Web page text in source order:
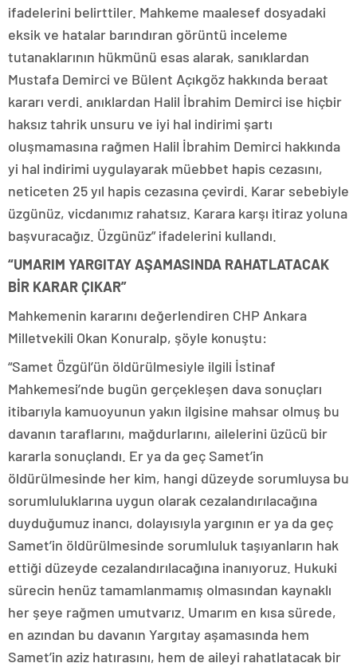
ifadelerini belirttiler. Mahkeme maalesef dosyadaki
eksik ve hatalar barındıran görüntü inceleme
tutanaklarının hükmünü esas alarak, sanıklardan
Mustafa Demirci ve Bülent Açıkgöz hakkında beraat
kararı verdi. anıklardan Halil İbrahim Demirci ise hiçbir
haksız tahrik unsuru ve iyi hal indirimi şartı
oluşmamasına rağmen Halil İbrahim Demirci hakkında
yi hal indirimi uygulayarak müebbet hapis cezasını,
neticeten 25 yıl hapis cezasına çevirdi. Karar sebebiyle
üzgünüz, vicdanımız rahatsız. Karara karşı itiraz yoluna
başvuracağız. Üzgünüz” ifadelerini kullandı.
“UMARIM YARGITAY AŞAMASINDA RAHATLATACAK
BİR KARAR ÇIKAR”
Mahkemenin kararını değerlendiren CHP Ankara
Milletvekili Okan Konuralp, şöyle konuştu:
“Samet Özgül’ün öldürülmesiyle ilgili İstinaf
Mahkemesi’nde bugün gerçekleşen dava sonuçları
itibarıyla kamuoyunun yakın ilgisine mahsar olmuş bu
davanın taraflarını, mağdurlarını, ailelerini üzücü bir
kararla sonuçlandı. Er ya da geç Samet’in
öldürülmesinde her kim, hangi düzeyde sorumluysa bu
sorumluluklarına uygun olarak cezalandırılacağına
duyduğumuz inancı, dolayısıyla yargının er ya da geç
Samet’in öldürülmesinde sorumluluk taşıyanların hak
ettiği düzeyde cezalandırılacağına inanıyoruz. Hukuki
sürecin henüz tamamlanmamış olmasından kaynaklı
her şeye rağmen umutvarız. Umarım en kısa sürede,
en azından bu davanın Yargıtay aşamasında hem
Samet’in aziz hatırasını, hem de aileyi rahatlatacak bir